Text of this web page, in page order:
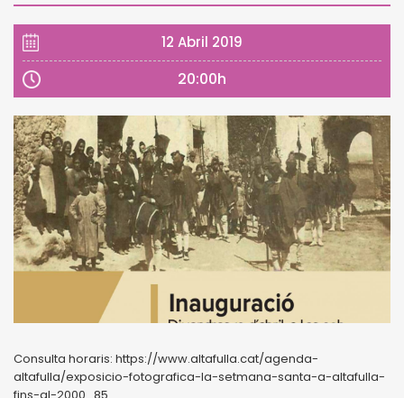
12 Abril 2019
20:00h
Consulta horaris: https://www.altafulla.cat/agenda-
altafulla/exposicio-fotografica-la-setmana-santa-a-altafulla-
fins-al-2000_85